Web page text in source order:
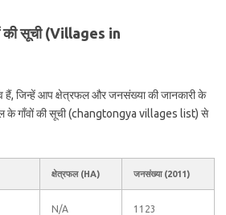
की सूची (Villages in
हैं, जिन्हें आप क्षेत्रफल और जनसंख्या की जानकारी के
के गाँवों की सूची (changtongya villages list) से
क्षेत्रफल (HA) जनसंख्या (2011)
N/A 1123